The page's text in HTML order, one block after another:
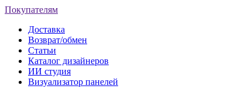
Покупателям
Доставка
Возврат/обмен
Статьи
Каталог дизайнеров
ИИ студия
Визуализатор панелей